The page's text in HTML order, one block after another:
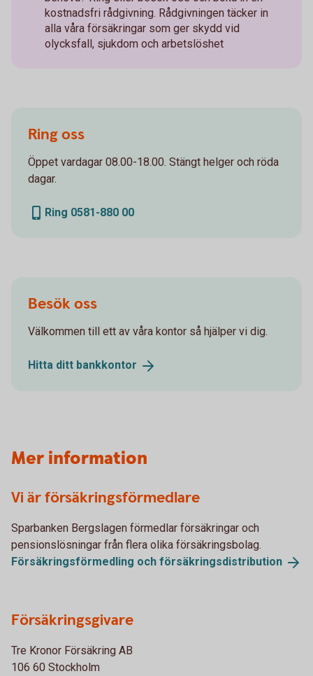
kostnadsfri rådgivning. Rådgivningen täcker in
alla våra försäkringar som ger skydd vid
olycksfall, sjukdom och arbetslöshet
Ring oss
Öppet vardagar 08.00-18.00. Stängt helger och röda
dagar.
Ring 0581-880 00
Besök oss
Välkommen till ett av våra kontor så hjälper vi dig.
Hitta ditt bankkontor
Mer information
Vi är försäkringsförmedlare
Sparbanken Bergslagen förmedlar försäkringar och
pensionslösningar från flera olika försäkringsbolag.
Försäkringsförmedling och försäkringsdistribution
Försäkringsgivare
Tre Kronor Försäkring AB
106 60 Stockholm